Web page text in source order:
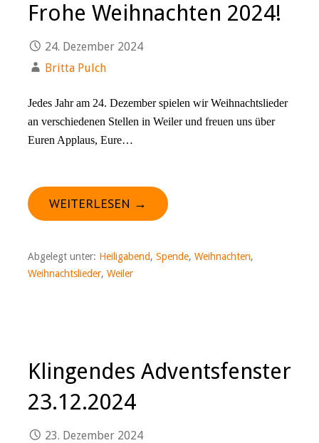
Frohe Weihnachten 2024!
24. Dezember 2024
Britta Pulch
Jedes Jahr am 24. Dezember spielen wir Weihnachtslieder
an verschiedenen Stellen in Weiler und freuen uns über
Euren Applaus, Eure…
WEITERLESEN →
Abgelegt unter: Heiligabend, Spende, Weihnachten,
Weihnachtslieder, Weiler
Klingendes Adventsfenster
23.12.2024
23. Dezember 2024